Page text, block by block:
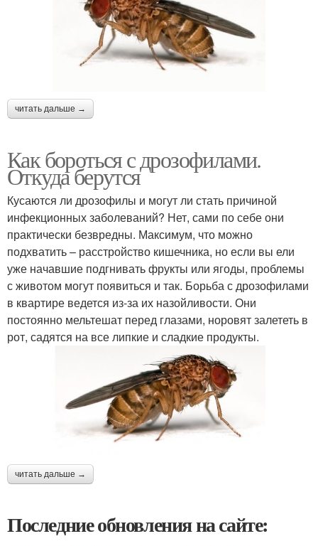
читать дальше →
Как бороться с дрозофилами.
Откуда берутся
Кусаются ли дрозофилы и могут ли стать причиной
инфекционных заболеваний? Нет, сами по себе они
практически безвредны. Максимум, что можно
подхватить – расстройство кишечника, но если вы ели
уже начавшие подгнивать фрукты или ягоды, проблемы
с животом могут появиться и так. Борьба с дрозофилами
в квартире ведется из-за их назойливости. Они
постоянно мельтешат перед глазами, норовят залететь в
рот, садятся на все липкие и сладкие продукты.
читать дальше →
Последние обновления на сайте: